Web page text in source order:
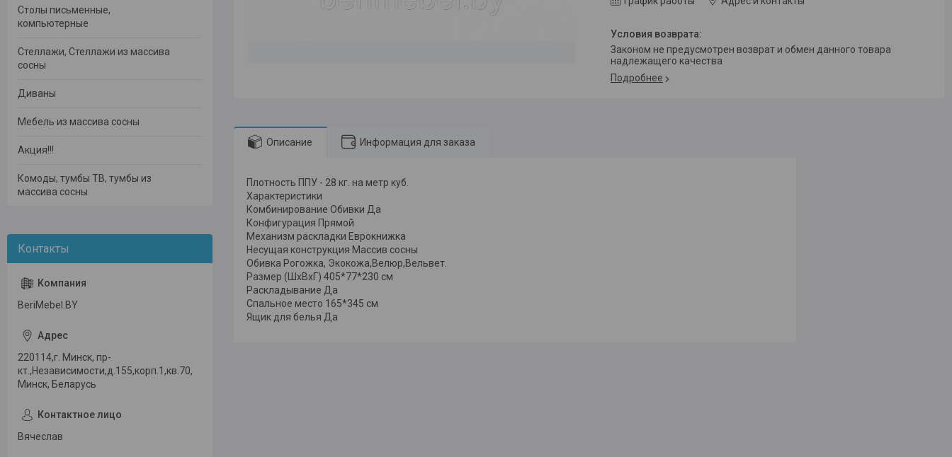
Законом не предусмотрен возврат и обмен данного товара
надлежащего качества
Подробнее
Описание Информация для заказа
Плотность ППУ - 28 кг. на метр куб.
Характеристики
Комбинирование Обивки Да
Конфигурация Прямой
Механизм раскладки Еврокнижка
Несущая конструкция Массив сосны
Обивка Рогожка, Экокожа,Велюр,Вельвет.
Размер (ШхВхГ) 405*77*230 см
Раскладывание Да
Спальное место 165*345 см
Ящик для белья Да
Столы письменные,
компьютерные
Стеллажи, Стеллажи из массива
сосны
Диваны
Мебель из массива сосны
Акция!!!
Комоды, тумбы ТВ, тумбы из
массива сосны
BeriMebel.BY
220114,г. Минск, пр-
кт.,Независимости,д.155,корп.1,кв.70,
Минск, Беларусь
Вячеслав